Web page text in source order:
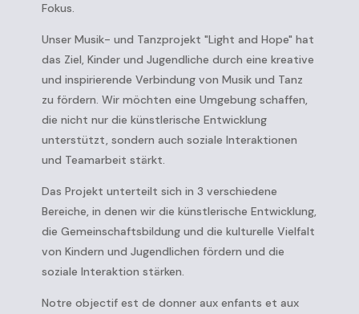
Fokus.
Unser Musik- und Tanzprojekt "Light and Hope" hat
das Ziel, Kinder und Jugendliche durch eine kreative
und inspirierende Verbindung von Musik und Tanz
zu fördern. Wir möchten eine Umgebung schaffen,
die nicht nur die künstlerische Entwicklung
unterstützt, sondern auch soziale Interaktionen
und Teamarbeit stärkt.
Das Projekt unterteilt sich in 3 verschiedene
Bereiche, in denen wir die künstlerische Entwicklung,
die Gemeinschaftsbildung und die kulturelle Vielfalt
von Kindern und Jugendlichen fördern und die
soziale Interaktion stärken.
Notre objectif est de donner aux enfants et aux